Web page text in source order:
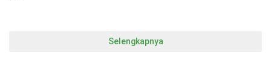
Selengkapnya